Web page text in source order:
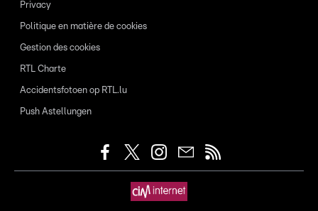
Privacy
Politique en matière de cookies
Gestion des cookies
RTL Charte
Accidentsfotoen op RTL.lu
Push Astellungen